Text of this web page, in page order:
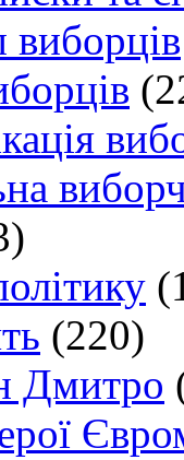
виборців
(220)
Дмитро